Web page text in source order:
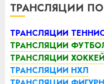
ТРАНСЛЯЦИИ
ТРАНСЛЯЦИИ
ТРАНСЛЯЦИИ
ТРАНСЛЯЦИИ ХОККЕЙ
ТРАНСЛЯЦИИ НХЛ